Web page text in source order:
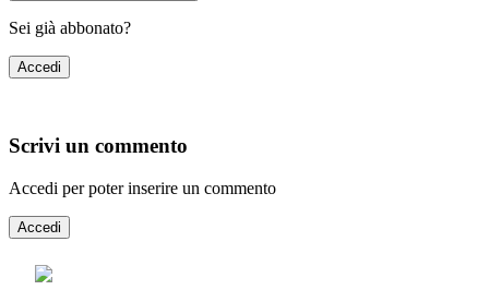
Sei già abbonato?
Accedi
Scrivi un commento
Accedi per poter inserire un commento
Accedi